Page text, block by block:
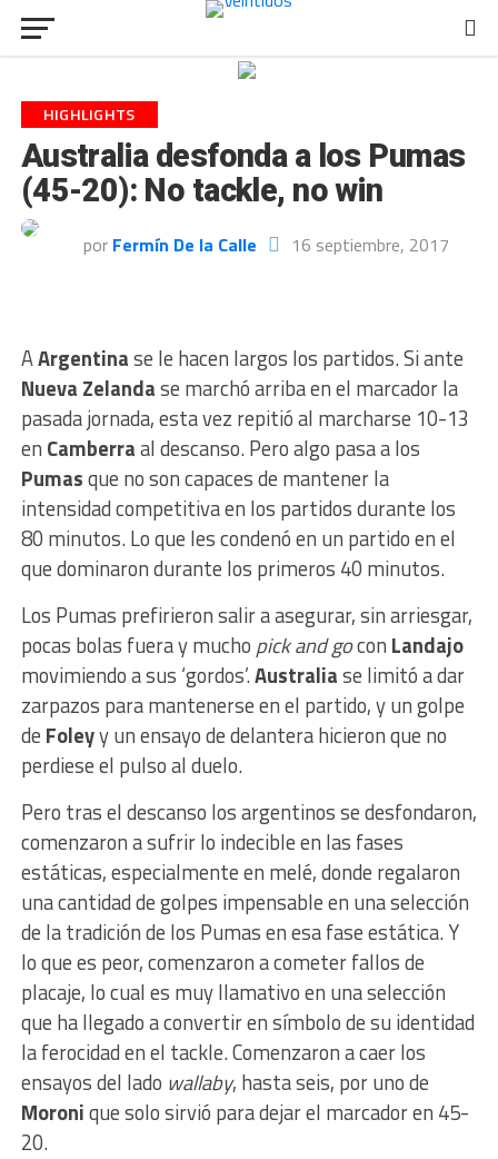
HIGHLIGHTS
Australia desfonda a los Pumas
(45-20): No tackle, no win
por Fermín De la Calle 16 septiembre, 2017
AArgentinase le hacen largos los partidos. Si ante
Nueva Zelandase marchó arriba en el marcador la
pasada jornada, esta vez repitió al marcharse 10-13
en Camberraal descanso. Pero algo pasa a los
Pumasque no son capaces de mantener la
intensidad competitiva en los partidos durante los
80 minutos. Lo que les condenó en un partido en el
que dominaron durante los primeros 40 minutos.
Los Pumas prefirieron salir a asegurar, sin arriesgar,
pocas bolas fuera y mucho pick and gocon Landajo
movimiendo a sus ‘gordos’.Australiase limitó a dar
zarpazos para mantenerse en el partido, y un golpe
de Foleyy un ensayo de delantera hicieron que no
perdiese el pulso al duelo.
Pero tras el descanso los argentinos se desfondaron,
comenzaron a sufrir lo indecible en las fases
estáticas, especialmente en melé, donde regalaron
una cantidad de golpes impensable en una selección
de la tradición de los Pumas en esa fase estática. Y
lo que es peor, comenzaron a cometer fallos de
placaje, lo cual es muy llamativo en una selección
que ha llegado a convertir en símbolo de su identidad
la ferocidad en el tackle. Comenzaron a caer los
ensayos del lado wallaby, hasta seis, por uno de
Moronique solo sirvió para dejar el marcador en 45-
20.